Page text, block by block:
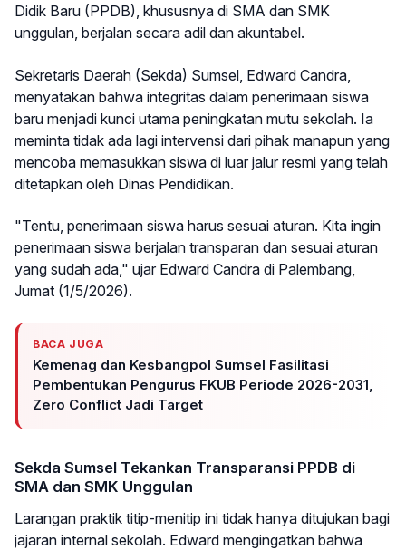
Didik Baru (PPDB), khususnya di SMA dan SMK
unggulan, berjalan secara adil dan akuntabel.
Sekretaris Daerah (Sekda) Sumsel, Edward Candra,
menyatakan bahwa integritas dalam penerimaan siswa
baru menjadi kunci utama peningkatan mutu sekolah. Ia
meminta tidak ada lagi intervensi dari pihak manapun yang
mencoba memasukkan siswa di luar jalur resmi yang telah
ditetapkan oleh Dinas Pendidikan.
"Tentu, penerimaan siswa harus sesuai aturan. Kita ingin
penerimaan siswa berjalan transparan dan sesuai aturan
yang sudah ada," ujar Edward Candra di Palembang,
Jumat (1/5/2026).
BACA JUGA
Kemenag dan Kesbangpol Sumsel Fasilitasi
Pembentukan Pengurus FKUB Periode 2026-2031,
Zero Conflict Jadi Target
Sekda Sumsel Tekankan Transparansi PPDB di
SMA dan SMK Unggulan
Larangan praktik titip-menitip ini tidak hanya ditujukan bagi
jajaran internal sekolah. Edward mengingatkan bahwa